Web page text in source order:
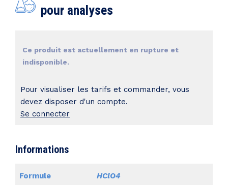
pour analyses
Ce produit est actuellement en rupture et
indisponible.
Pour visualiser les tarifs et commander, vous
devez disposer d'un compte.
Se connecter
Informations
Formule HClO4